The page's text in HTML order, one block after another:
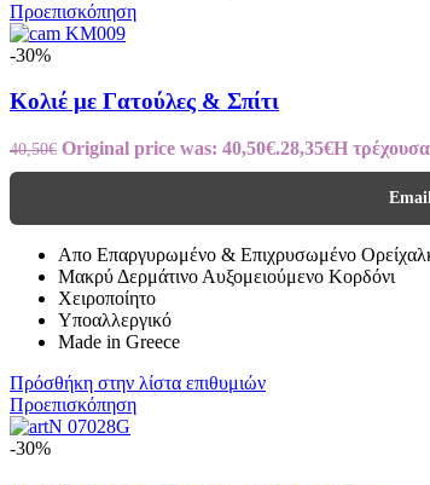
Προεπισκόπηση
-30%
Κολιέ με Γατούλες & Σπίτι
40,50€ Original price was: 40,50€.28,35€Η τρέχουσα
Απο Επαργυρωμένο & Επιχρυσωμένο
Μακρύ Δερμάτινο Αυξομειούμενο Κορδόνι
Χειροποίητο
Υποαλλεργικό
Made in Greece
Πρόσθήκη στην λίστα επιθυμιών
Προεπισκόπηση
-30%